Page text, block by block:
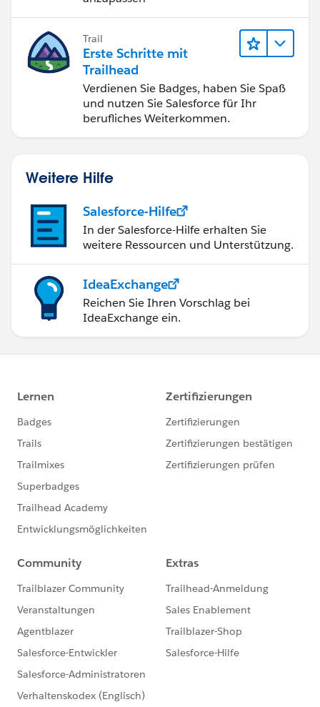
Trail
Erste Schritte mit
Trailhead
Verdienen Sie Badges, haben Sie Spaß
und nutzen Sie Salesforce für Ihr
berufliches Weiterkommen.
Weitere Hilfe
Salesforce-Hilfe
In der Salesforce-Hilfe erhalten Sie
weitere Ressourcen und Unterstützung.
IdeaExchange
Reichen Sie Ihren Vorschlag bei
IdeaExchange ein.